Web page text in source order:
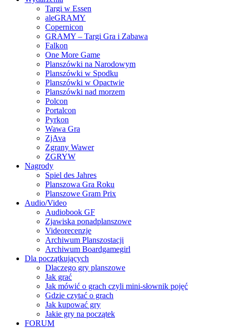
Targi w Essen
aleGRAMY
Copernicon
GRAMY – Targi Gra i Zabawa
Falkon
One More Game
Planszówki na Narodowym
Planszówki w Spodku
Planszówki w Opactwie
Planszówki nad morzem
Polcon
Portalcon
Pyrkon
Wawa Gra
ZjAva
Zgrany Wawer
ZGRYW
Nagrody
Spiel des Jahres
Planszowa Gra Roku
Planszowe Gram Prix
Audio/Video
Audiobook GF
Zjawiska ponadplanszowe
Videorecenzje
Archiwum Planszostacji
Archiwum Boardgamegirl
Dla początkujących
Dlaczego gry planszowe
Jak grać
Jak mówić o grach czyli mini-słownik pojęć
Gdzie czytać o grach
Jak kupować gry
Jakie gry na początek
FORUM